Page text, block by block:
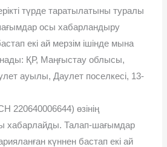
түрде таратылатыны туралы
осы хабарландыру
екі ай мерзім ішінде мына
ҚР, Маңғыстау облысы,
ауылы, Даулет поселкесі, 13-
өзінің
хабарлайды. Талап-шағымдар
күннен бастап екі ай